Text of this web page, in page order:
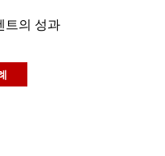
트의 성과